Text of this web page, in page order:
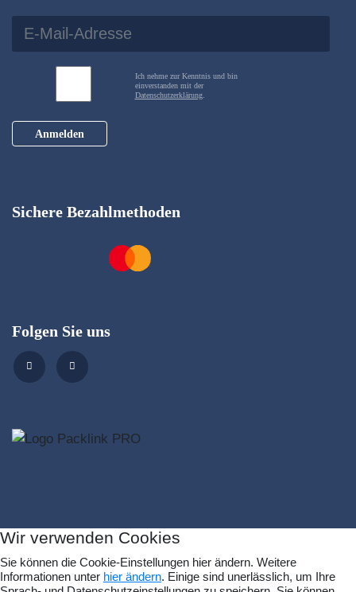
Ich nehme zur Kenntnis und bin
einverstanden mit der
Datenschutzerklärung.
Anmelden
Folgen Sie uns
Sichere Bezahlmethoden
Wir verwenden Cookies
Sie können die Cookie-Einstellungen hier ändern. Weitere
Informationen unter hier ändern. Einige sind unerlässlich, um Ihre